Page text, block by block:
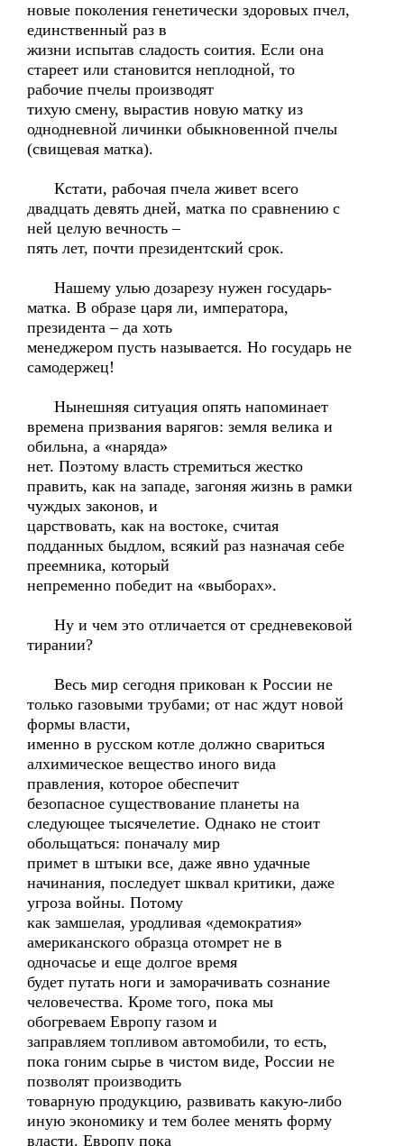
новые поколения генетически здоровых пчел,
единственный раз в
жизни испытав сладость соития. Если она
стареет или становится неплодной, то
рабочие пчелы производят
тихую смену, вырастив новую матку из
однодневной личинки обыкновенной пчелы
(свищевая матка).
Кстати, рабочая пчела живет всего
двадцать девять дней, матка по сравнению с
ней целую вечность –
пять лет, почти президентский срок.
Нашему улью дозарезу нужен государь-
матка. В образе царя ли, императора,
президента – да хоть
менеджером пусть называется. Но государь не
самодержец!
Нынешняя ситуация опять напоминает
времена призвания варягов: земля велика и
обильна, а «наряда»
нет. Поэтому власть стремиться жестко
править, как на западе, загоняя жизнь в рамки
чуждых законов, и
царствовать, как на востоке, считая
подданных быдлом, всякий раз назначая себе
преемника, который
непременно победит на «выборах».
Ну и чем это отличается от средневековой
тирании?
Весь мир сегодня прикован к России не
только газовыми трубами; от нас ждут новой
формы власти,
именно в русском котле должно свариться
алхимическое вещество иного вида
правления, которое обеспечит
безопасное существование планеты на
следующее тысячелетие. Однако не стоит
обольщаться: поначалу мир
примет в штыки все, даже явно удачные
начинания, последует шквал критики, даже
угроза войны. Потому
как замшелая, уродливая «демократия»
американского образца отомрет не в
одночасье и еще долгое время
будет путать ноги и заморачивать сознание
человечества. Кроме того, пока мы
обогреваем Европу газом и
заправляем топливом автомобили, то есть,
пока гоним сырье в чистом виде, России не
позволят производить
товарную продукцию, развивать какую-либо
иную экономику и тем более менять форму
власти. Европу пока